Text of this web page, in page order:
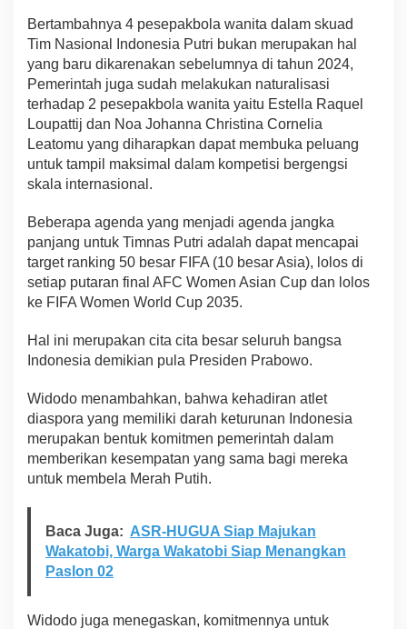
Bertambahnya 4 pesepakbola wanita dalam skuad
Tim Nasional Indonesia Putri bukan merupakan hal
yang baru dikarenakan sebelumnya di tahun 2024,
Pemerintah juga sudah melakukan naturalisasi
terhadap 2 pesepakbola wanita yaitu Estella Raquel
Loupattij dan Noa Johanna Christina Cornelia
Leatomu yang diharapkan dapat membuka peluang
untuk tampil maksimal dalam kompetisi bergengsi
skala internasional.
Beberapa agenda yang menjadi agenda jangka
panjang untuk Timnas Putri adalah dapat mencapai
target ranking 50 besar FIFA (10 besar Asia), lolos di
setiap putaran final AFC Women Asian Cup dan lolos
ke FIFA Women World Cup 2035.
Hal ini merupakan cita cita besar seluruh bangsa
Indonesia demikian pula Presiden Prabowo.
Widodo menambahkan, bahwa kehadiran atlet
diaspora yang memiliki darah keturunan Indonesia
merupakan bentuk komitmen pemerintah dalam
memberikan kesempatan yang sama bagi mereka
untuk membela Merah Putih.
Baca Juga: ASR-HUGUA Siap Majukan
Wakatobi, Warga Wakatobi Siap Menangkan
Paslon 02
Widodo juga menegaskan, komitmennya untuk